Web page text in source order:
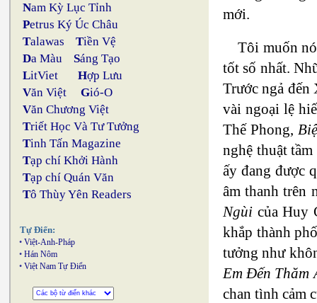
Nam Kỳ Lục Tỉnh
Petrus Ký Úc Châu
Talawas Tiền Vệ
Da Màu Sáng Tạo
LitViet Hợp Lưu
Văn Việt Gió-O
Văn Chương Việt
Triết Học Và Tư Tưởng
Tinh Tấn Magazine
Tạp chí Khởi Hành
Tạp chí Quán Văn
Tô Thùy Yên Readers
Tự Điển:
• Việt-Anh-Pháp
• Hán Nôm
• Việt Nam Tự Điển
mới.
Tôi muốn
tốt số nhất.
Trước ngả
vài ngoại lệ
Thế Phong,
nghệ thuật
ấy đang được
âm thanh trên
Ngùi của Huy
khắp thành
tưởng như
Em Đến Thăm
chan tình cảm